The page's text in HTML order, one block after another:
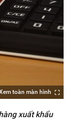
toàn màn hình
xuất khẩu